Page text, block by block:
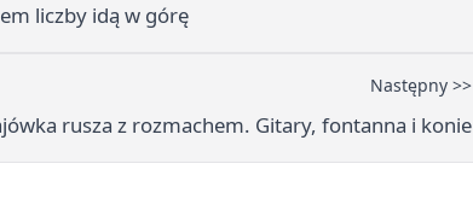
liczby idą w górę
Następny >>
rusza z rozmachem. Gitary, fontanna i konie